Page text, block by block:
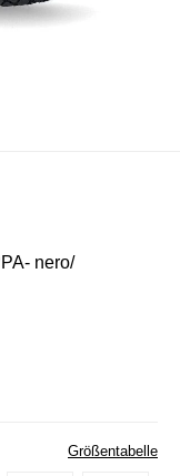
nero/
Größentabelle